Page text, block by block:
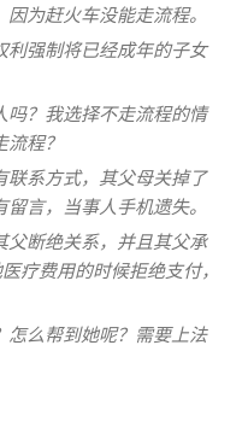
为赶火车没能走流程。
利强制将已经成年的子女
吗？我选择不走流程的情
程？
联系方式，其父母关掉了
言，当事人手机遗失。
父断绝关系，并且其父承
疗费用的时候拒绝支付，
怎么帮到她呢？需要上法